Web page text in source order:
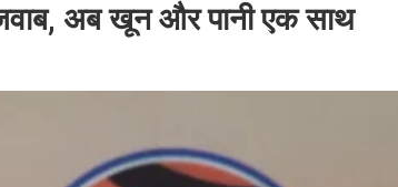
अब खून और पानी एक साथ